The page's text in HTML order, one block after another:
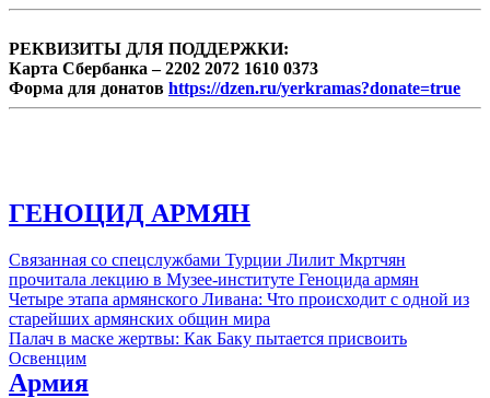
РЕКВИЗИТЫ ДЛЯ ПОДДЕРЖКИ:
Карта Сбербанка – 2202 2072 1610 0373
Форма для донатов https://dzen.ru/yerkramas?donate=true
ГЕНОЦИД АРМЯН
Связанная со спецслужбами Турции Лилит Мкртчян
прочитала лекцию в Музее-институте Геноцида армян
Четыре этапа армянского Ливана: Что происходит с одной из
старейших армянских общин мира
Палач в маске жертвы: Как Баку пытается присвоить
Освенцим
Армия